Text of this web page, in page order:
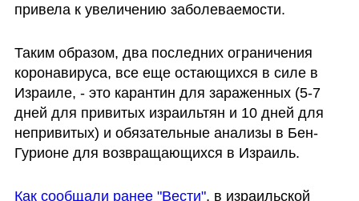
привела к увеличению заболеваемости.
Таким образом, два последних ограничения
коронавируса, все еще остающихся в силе в
Израиле, - это карантин для зараженных (5-7
дней для привитых израильтян и 10 дней для
непривитых) и обязательные анализы в Бен-
Гурионе для возвращающихся в Израиль.
Как сообщали ранее "Вести", в израильской